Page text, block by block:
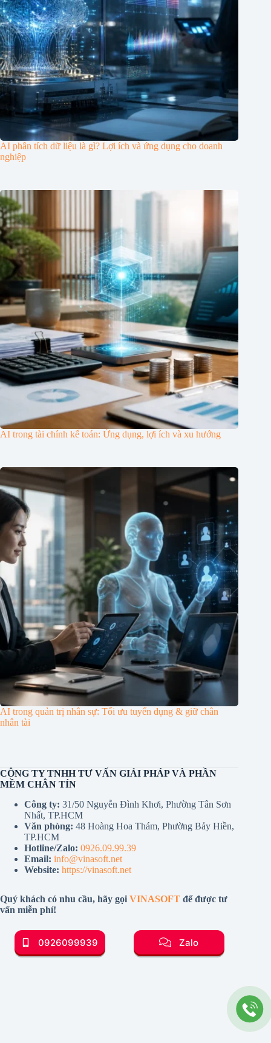
AI phân tích dữ liệu là gì? Lợi ích và ứng dụng cho doanh
nghiệp
AI trong tài chính kế toán: Ứng dụng, lợi ích và xu hướng
AI trong quản trị nhân sự: Tối ưu tuyển dụng & giữ chân
nhân tài
CÔNG TY TNHH TƯ VẤN GIẢI PHÁP VÀ PHẦN
MỀM CHÂN TÍN
Công ty: 31/50 Nguyễn Đình Khơi, Phường Tân Sơn
Nhất, TP.HCM
Văn phòng: 48 Hoàng Hoa Thám, Phường Bảy Hiền,
TP.HCM
Hotline/Zalo: 0926.09.99.39
Email: info@vinasoft.net
Website: https://vinasoft.net
Quý khách có nhu cầu, hãy gọi VINASOFT để được tư
vấn miễn phí!
0926099939 Zalo